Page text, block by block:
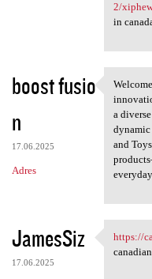
2/
in
boost fusio
n
17.06.2025
Adres
a
dynamic
and
JamesSiz
17.06.2025
https://
https://